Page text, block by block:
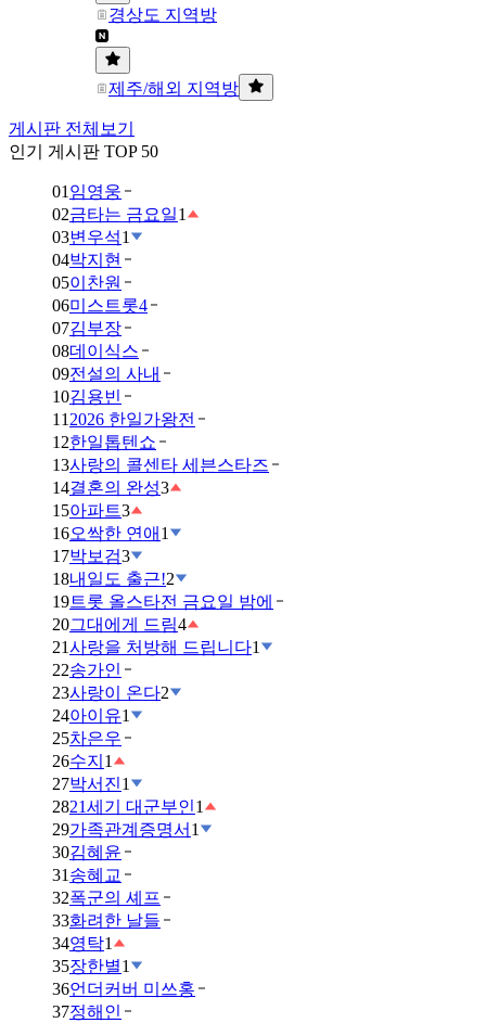
경상도 지역방
제주/해외 지역방
게시판 전체보기
인기 게시판 TOP 50
01 임영웅
02금타는 금요일1
03변우석1
04박지현
05이찬원
06미스트롯4
07김부장
08데이식스
09전설의 사내
10김용빈
11 2026 한일가왕전
12한일톱텐쇼
13사랑의 콜센타 세븐스타즈
14결혼의 완성3
15아파트3
16오싹한 연애 1
17박보검3
18내일도 출근!2
19트롯 올스타전 금요일 밤에
20그대에게 드림4
21사랑을 처방해 드립니다1
22송가인
23사랑이 온다2
24아이유1
25차은우
26수지 1
27박서진1
2821세기 대군부인1
29가족관계증명서 1
30김혜윤
31 송혜교
32폭군의 셰프
33화려한 날들
34영탁1
35장한별1
36언더커버 미쓰홍
37정해인